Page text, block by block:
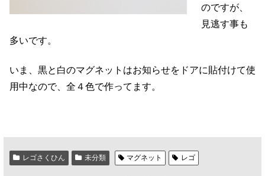
のですが、
見逃す事も
多いです。
いま、黒と白のマグネットはお知らせをドアに貼付けて使
用中なので、全４色で作ってます。
レゴさくひん 未分類 マグネット レゴ